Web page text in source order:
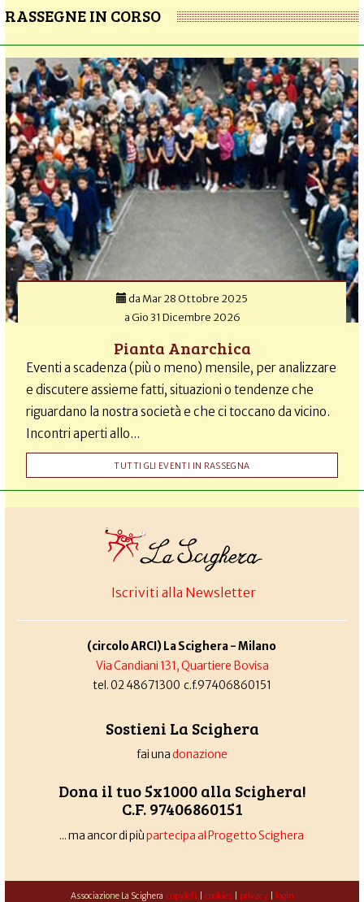
RASSEGNE IN CORSO
da Mar 28 Ottobre 2025
aGio 31 Dicembre 2026
Pianta Anarchica
Eventi a scadenza (più o meno) mensile, per analizzare
e discutere assieme fatti, situazioni o tendenze che
riguardano la nostra società e che ci toccano da vicino.
Incontri aperti allo...
TUTTI GLI EVENTI IN RASSEGNA
Iscriviti alla Newsletter
(circolo ARCI) La Scighera - Milano
Via Candiani 131, Quartiere Bovisa
tel. 02 48671300 c.f.97406860151
Sostieni La Scighera
fai unadonazione
Dona il tuo 5x1000 alla Scighera!
C.F. 97406860151
... ma ancor di piùpartecipa al Progetto Scighera
Associazione La Scighera copyleft| cookies| privacy| login